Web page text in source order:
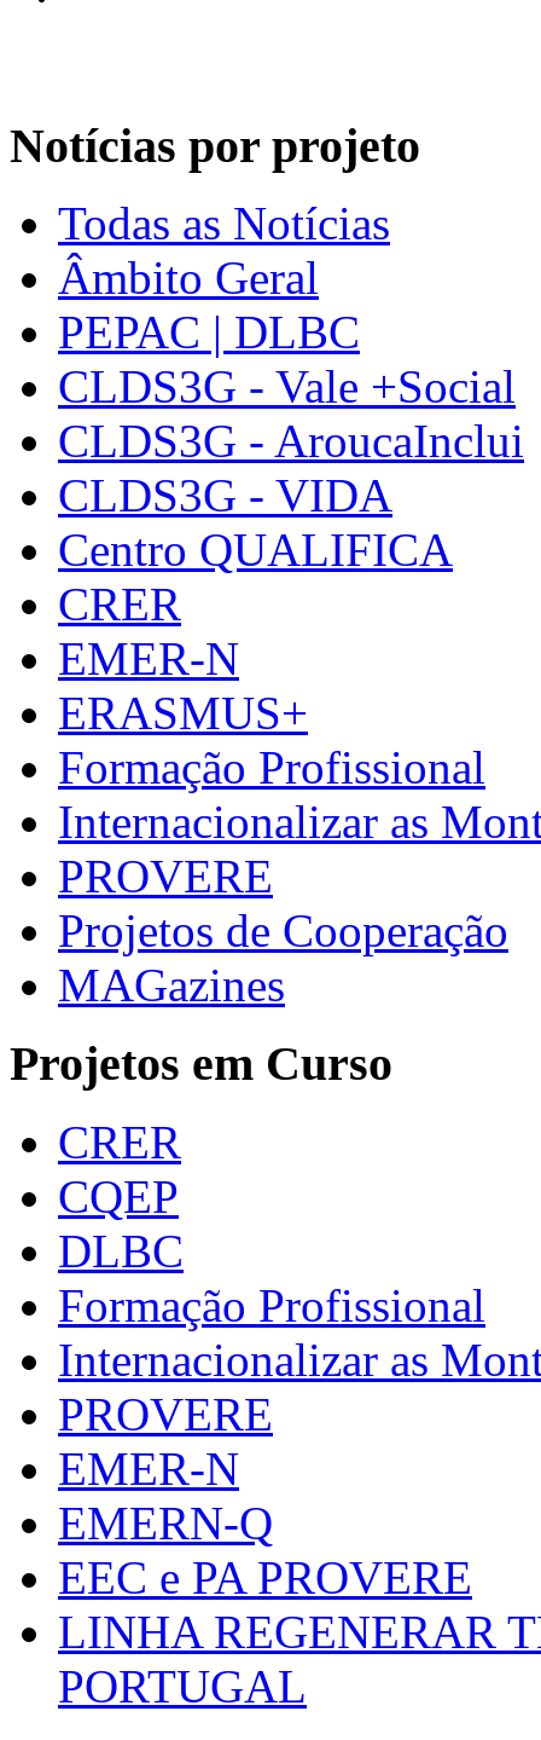
Notícias por projeto
Todas as Notícias
Âmbito Geral
PEPAC | DLBC
CLDS3G - Vale +Social
CLDS3G - AroucaInclui
CLDS3G - VIDA
Centro QUALIFICA
CRER
EMER-N
ERASMUS+
Formação Profissional
Internacionalizar as
PROVERE
Projetos de Cooperação
MAGazines
Projetos em Curso
CRER
CQEP
DLBC
Formação Profissional
Internacionalizar as
PROVERE
EMER-N
EMERN-Q
EEC e PA PROVERE
LINHA REGENERAR
PORTUGAL